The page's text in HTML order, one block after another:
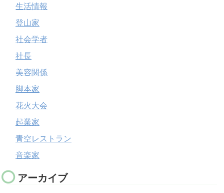
生活情報
登山家
社会学者
社長
美容関係
脚本家
花火大会
起業家
青空レストラン
音楽家
アーカイブ